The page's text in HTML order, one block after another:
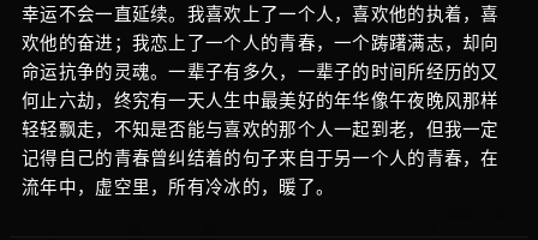
幸运不会一直延续。我喜欢上了一个人，喜欢他的执着，喜
欢他的奋进；我恋上了一个人的青春，一个踌躇满志，却向
命运抗争的灵魂。一辈子有多久，一辈子的时间所经历的又
何止六劫，终究有一天人生中最美好的年华像午夜晚风那样
轻轻飘走，不知是否能与喜欢的那个人一起到老，但我一定
记得自己的青春曾纠结着的句子来自于另一个人的青春，在
流年中，虚空里，所有冷冰的，暖了。